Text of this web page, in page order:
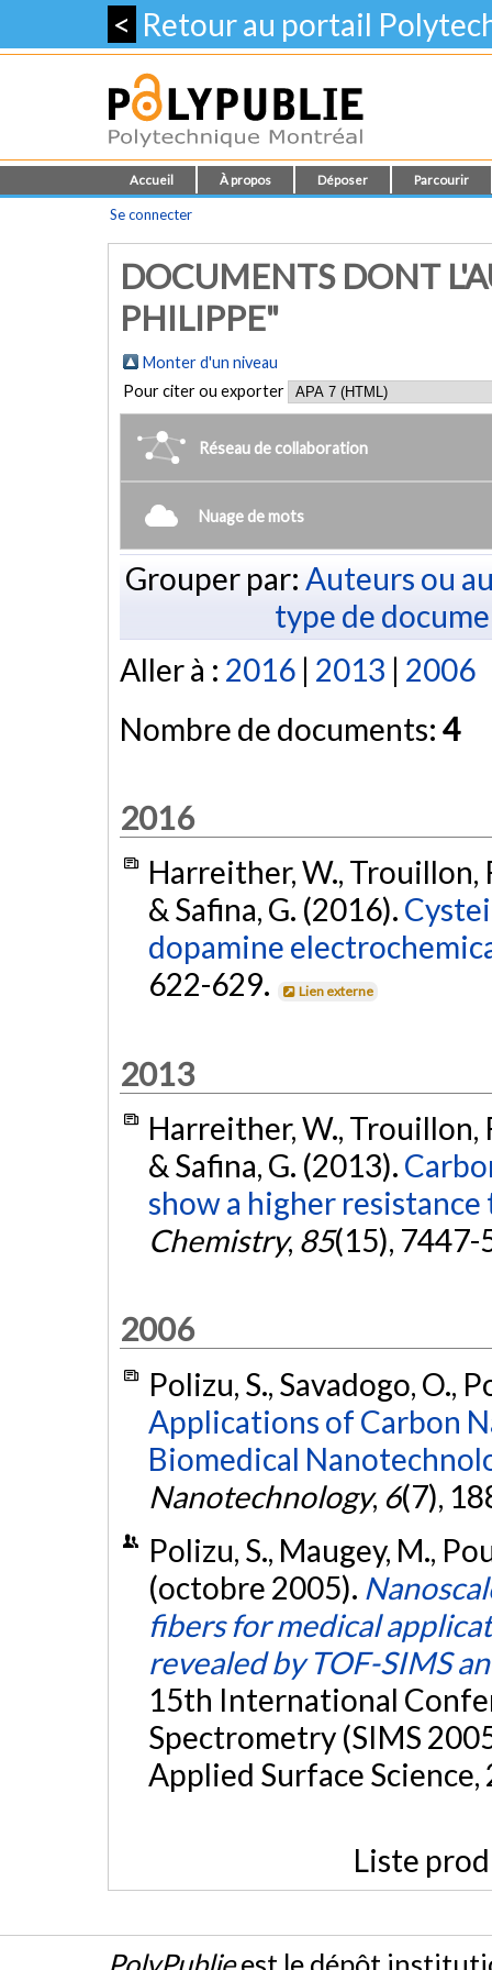
< Retour au portail
Accueil À propos Déposer Parcourir
Se connecter
DOCUMENTS DONT
PHILIPPE"
Monter d'un niveau
Pour citer ou exporter
Réseau de collaboration
Nuage de mots
Grouper par: Auteurs ou
type de
Aller à : 2016 | 2013 | 2006
Nombre de documents: 4
2016
Harreither, W., Trouillon,
& Safina, G. (2016).
dopamine
622-629.
Lien externe
2013
Harreither, W., Trouillon,
& Safina, G. (2013).
show a higher
Chemistry, 85(15), 7447-
2006
Polizu, S., Savadogo, O.,
Applications of Carbon
Biomedical
Nanotechnology, 6(7),
Polizu, S., Maugey, M.,
(octobre 2005).
fibers for medical
revealed by TOF-SIMS
15th International
Spectrometry (SIMS
Applied Surface Science,
Liste